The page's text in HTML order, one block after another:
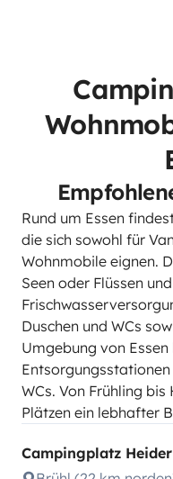
Rund um Essen
die sich sowohl für
Wohnmobile eignen.
Seen oder Flüssen
Duschen und WCs
Umgebung von Essen
WCs. Von Frühling
Plätzen ein lebhafter
Campingplatz